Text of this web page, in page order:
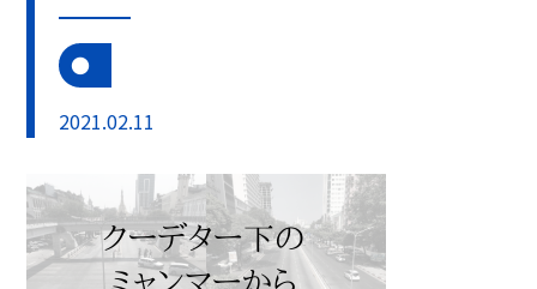
2021.02.11